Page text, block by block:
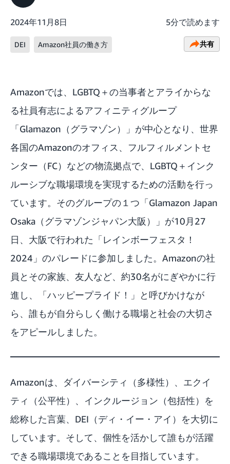
2024年11月8日 5分で読めます
DEI Amazon社員の働き方 共有
Amazonでは、LGBTQ＋の当事者とアライからな
る社員有志によるアフィニティグループ
「Glamazon（グラマゾン）」が中心となり、世界
各国のAmazonのオフィス、フルフィルメントセ
ンター（FC）などの物流拠点で、LGBTQ＋インク
ルーシブな職場環境を実現するための活動を行っ
ています。そのグループの１つ「Glamazon Japan
Osaka（グラマゾンジャパン大阪）」が10月27
日、大阪で行われた「レインボーフェスタ！
2024」のパレードに参加しました。Amazonの社
員とその家族、友人など、約30名がにぎやかに行
進し、「ハッピープライド！」と呼びかけなが
ら、誰もが自分らしく働ける職場と社会の大切さ
をアピールしました。
Amazonは、ダイバーシティ（多様性）、エクイ
ティ（公平性）、インクルージョン（包括性）を
総称した言葉、DEI（ディ・イー・アイ）を大切に
しています。そして、個性を活かして誰もが活躍
できる職場環境であることを目指しています。